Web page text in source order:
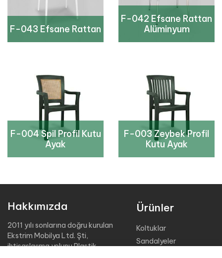
F-043 Efsane Rattan
F-042 Efsane Rattan
Alüminyum
F-004 Spil Profil Kutu
Ayak
F-003 Zeybek Profil
Kutu Ayak
Hakkımızda
2011 yılı sonlarına doğru kurulan
Ekstrim Mobilya Ltd. Şti,
ihtisaslaşma yolunu Plastik
Ürünler
Koltuklar
Sandalyeler